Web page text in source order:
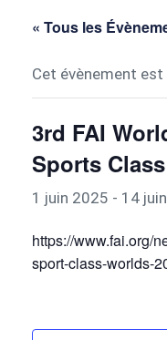
« Tous les
Cet évènement est
3rd FAI
Sports
1 juin 2025 - 14
https://www.fai.org/
sport-class-worlds-